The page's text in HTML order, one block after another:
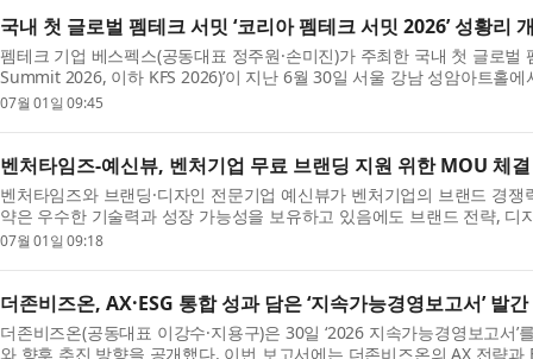
국내 첫 글로벌 펨테크 서밋 ‘코리아 펨테크 서밋 2026’ 성황리
펨테크 기업 베스펙스(공동대표 정주원·손미진)가 주최한 국내 첫 글로
Summit 2026, 이하 KFS 2026)’이 지난 6월 30일 서울 강남 성암아트홀
들이 ...
07월 01일 09:45
벤처타임즈-예신뷰, 벤처기업 무료 브랜딩 지원 위한 MOU 체결
벤처타임즈와 브랜딩·디자인 전문기업 예신뷰가 벤처기업의 브랜드 경
약은 우수한 기술력과 성장 가능성을 보유하고 있음에도 브랜드 전략,
하기 ...
07월 01일 09:18
더존비즈온, AX·ESG 통합 성과 담은 ‘지속가능경영보고서’ 발간
더존비즈온(공동대표 이강수·지용구)은 30일 ‘2026 지속가능경영보고서
와 향후 추진 방향을 공개했다. 이번 보고서에는 더존비즈온의 AX 전략